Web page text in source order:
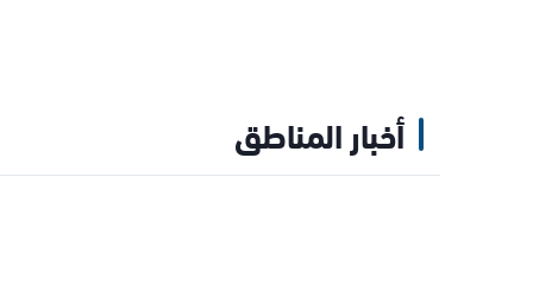
أخبار المناطق
استمرار نشاط الفريق
08.08.2026